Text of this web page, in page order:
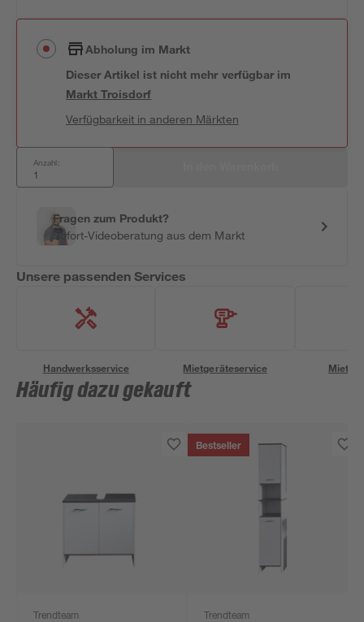
Abholung im Markt
Dieser Artikel ist nicht mehr verfügbar im
MarktTroisdorf
Verfügbarkeit in anderen Märkten
Anzahl:
Fragen zum Produkt?
Sofort-Videoberatung aus dem Markt
Unsere passenden Services
Handwerksservice Mietgeräteservice
Häufig dazu gekauft
Trendteam
Bestseller
Trendteam